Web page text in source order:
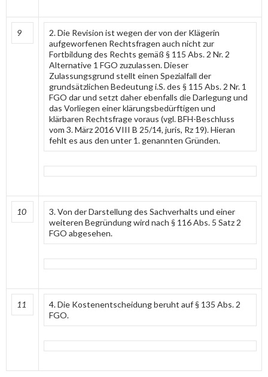
9
2. Die Revision ist wegen der von der Klägerin
aufgeworfenen Rechtsfragen auch nicht zur
Fortbildung des Rechts gemäß § 115 Abs. 2 Nr. 2
Alternative 1 FGO zuzulassen. Dieser
Zulassungsgrund stellt einen Spezialfall der
grundsätzlichen Bedeutung i.S. des § 115 Abs. 2 Nr. 1
FGO dar und setzt daher ebenfalls die Darlegung und
das Vorliegen einer klärungsbedürftigen und
klärbaren Rechtsfrage voraus (vgl. BFH-Beschluss
vom 3. März 2016 VIII B 25/14, juris, Rz 19). Hieran
fehlt es aus den unter 1. genannten Gründen.
10
3. Von der Darstellung des Sachverhalts und einer
weiteren Begründung wird nach § 116 Abs. 5 Satz 2
FGO abgesehen.
11
4. Die Kostenentscheidung beruht auf § 135 Abs. 2
FGO.